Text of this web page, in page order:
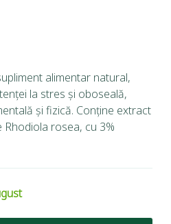
alimentar natural,
la stres și oboseală,
și fizică. Conține extract
rosea, cu 3%